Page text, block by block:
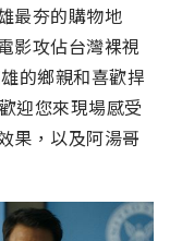
最夯的購物地
影攻佔台灣裸視
的鄉親和喜歡捍
迎您來現場感受
果，以及阿湯哥